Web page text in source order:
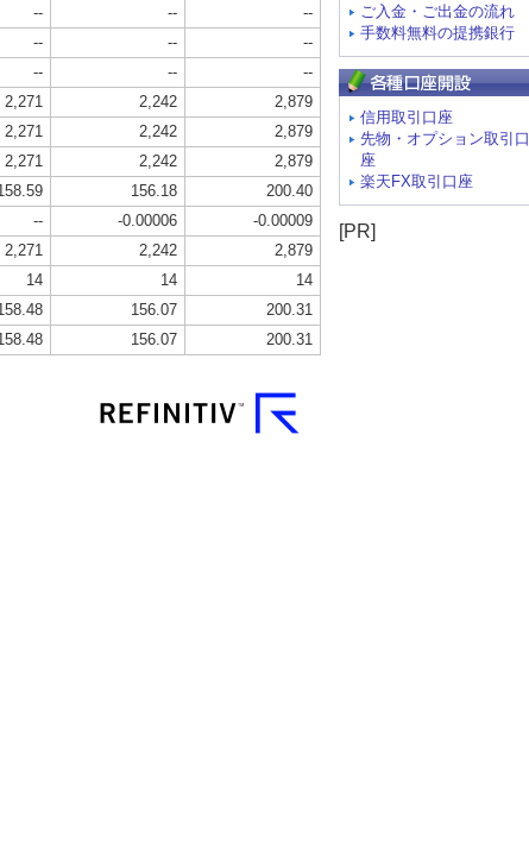
ご入金・ご出金の流れ
手数料無料の提携銀行
信用取引口座
先物・オプション取引口
座
楽天FX取引口座
[PR]